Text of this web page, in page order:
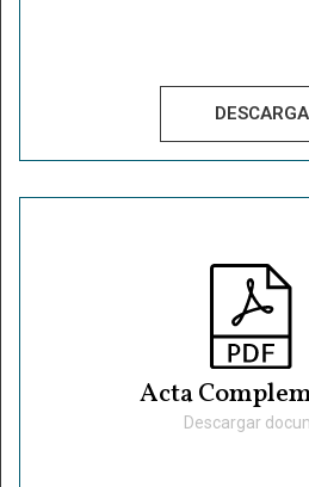
Acta
Descargar